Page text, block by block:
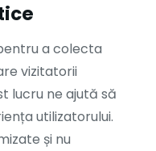
a colecta
vizitatorii
lucru ne ajută să
utilizatorului.
și nu